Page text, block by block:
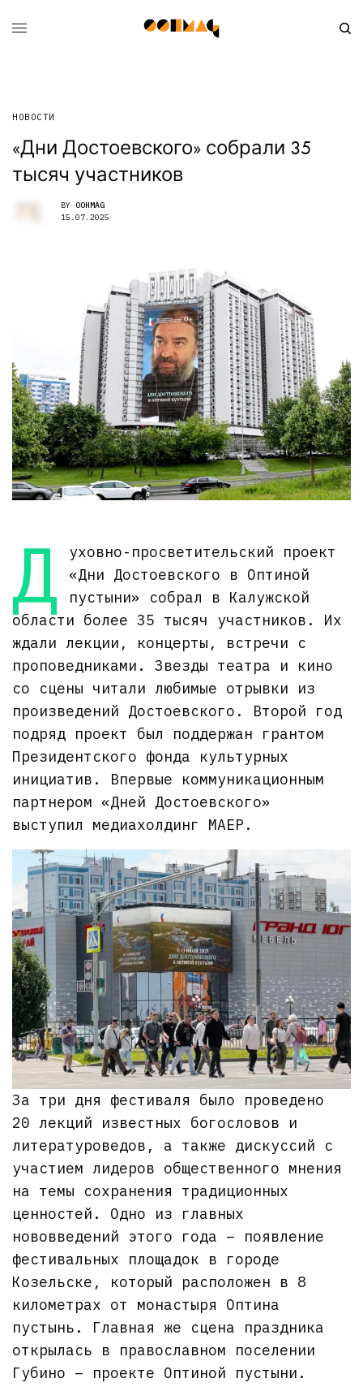
НОВОСТИ
«Дни Достоевского» собрали 35
тысяч участников
BY OOHMAG
15.07.2025
Д
уховно-просветительский проект
«Дни Достоевского в Оптиной
пустыни» собрал в Калужской
области более 35 тысяч участников. Их
ждали лекции, концерты, встречи с
проповедниками. Звезды театра и кино
со сцены читали любимые отрывки из
произведений Достоевского. Второй год
подряд проект был поддержан грантом
Президентского фонда культурных
инициатив. Впервые коммуникационным
партнером «Дней Достоевского»
выступил медиахолдинг МАЕР.
За три дня фестиваля было проведено
20 лекций известных богословов и
литературоведов, а также дискуссий с
участием лидеров общественного мнения
на темы сохранения традиционных
ценностей. Одно из главных
нововведений этого года – появление
фестивальных площадок в городе
Козельске, который расположен в 8
километрах от монастыря Оптина
пустынь. Главная же сцена праздника
открылась в православном поселении
Губино – проекте Оптиной пустыни.